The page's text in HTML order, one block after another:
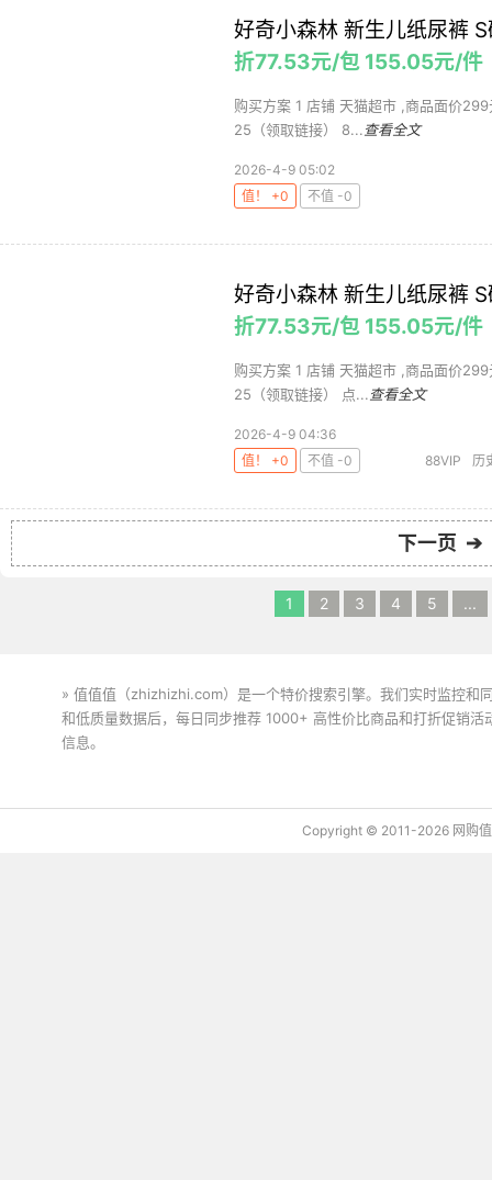
好奇小森林 新生儿纸尿裤
折77.53元/包 155.05元/件
购买方案 1 店铺 天猫超市 ,商品面价
25（领取链接） 8... 查看全文
2026-4-9 05:02
值！ +0
不值 -0
好奇小森林 新生儿纸尿裤
折77.53元/包 155.05元/件
购买方案 1 店铺 天猫超市 ,商品面价
25（领取链接） 点... 查看全文
2026-4-9 04:36
值！ +0
不值 -0 88VIP 历
下一页 ➔
1 2 3 4 5 ...
» 值值值（zhizhizhi.com）是一个特价搜索引擎。我们实时监控和
和低质量数据后，每日同步推荐 1000+ 高性价比商品和打折促销
信息。
Copyright © 2011-2026 网购